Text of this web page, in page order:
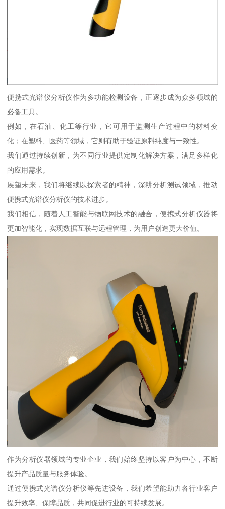
便携式光谱仪分析仪作为多功能检测设备，正逐步成为众多领域的
必备工具。
例如，在石油、化工等行业，它可用于监测生产过程中的材料变
化；在塑料、医药等领域，它则有助于验证原料纯度与一致性。
我们通过持续创新，为不同行业提供定制化解决方案，满足多样化
的应用需求。
展望未来，我们将继续以探索者的精神，深耕分析测试领域，推动
便携式光谱仪分析仪的技术进步。
我们相信，随着人工智能与物联网技术的融合，便携式分析仪器将
更加智能化，实现数据互联与远程管理，为用户创造更大价值。
作为分析仪器领域的专业企业，我们始终坚持以客户为中心，不断
提升产品质量与服务体验。
通过便携式光谱仪分析仪等先进设备，我们希望能助力各行业客户
提升效率、保障品质，共同促进行业的可持续发展。